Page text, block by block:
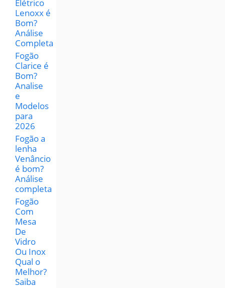
Elétrico
Lenoxx é
Bom?
Análise
Completa
Fogão
Clarice é
Bom?
Analise
e
Modelos
para
2026
Fogão a
lenha
Venâncio
é bom?
Análise
completa
Fogão
Com
Mesa
De
Vidro
Ou Inox
Qual o
Melhor?
Saiba